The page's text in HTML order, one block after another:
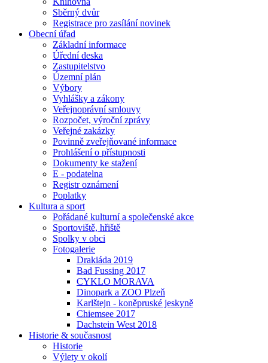
Sběrný dvůr
Registrace pro zasílání novinek
Obecní úřad
Základní informace
Úřední deska
Zastupitelstvo
Územní plán
Výbory
Vyhlášky a zákony
Veřejnoprávní smlouvy
Rozpočet, výroční zprávy
Veřejné zakázky
Povinně zveřejňované informace
Prohlášení o přístupnosti
Dokumenty ke stažení
E - podatelna
Registr oznámení
Poplatky
Kultura a sport
Pořádané kulturní a společenské akce
Sportoviště, hřiště
Spolky v obci
Fotogalerie
Drakiáda 2019
Bad Fussing 2017
CYKLO MORAVA
Dinopark a ZOO Plzeň
Karlštejn - koněpruské jeskyně
Chiemsee 2017
Dachstein West 2018
Historie & současnost
Historie
Výlety v okolí